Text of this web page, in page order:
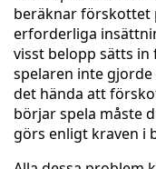
beräknar förskottet
erforderliga
visst belopp sätts
spelaren inte
det hända att
börjar spela måste
görs enligt kraven i